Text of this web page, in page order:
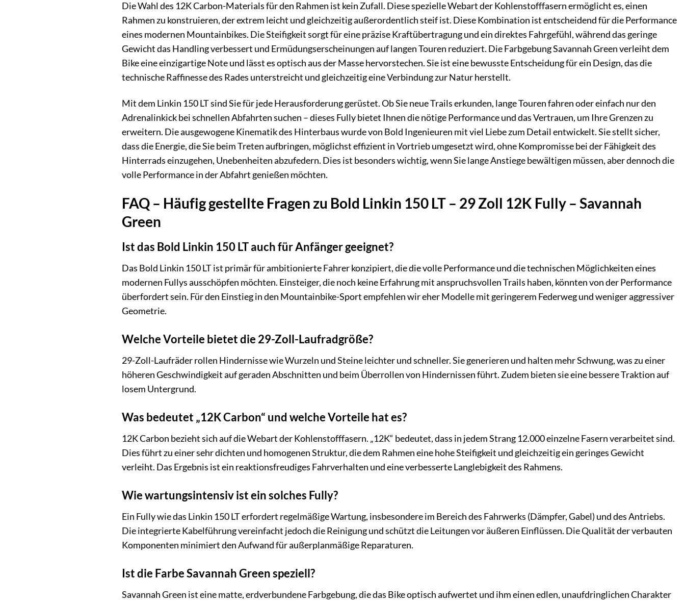
Die Wahl des 12K Carbon-Materials für den Rahmen ist kein Zufall. Diese spezielle Webart der Kohlenstofffasern ermöglicht es, einen
Rahmen zu konstruieren, der extrem leicht und gleichzeitig außerordentlich steif ist. Diese Kombination ist entscheidend für die Performance
eines modernen Mountainbikes. Die Steifigkeit sorgt für eine präzise Kraftübertragung und ein direktes Fahrgefühl, während das geringe
Gewicht das Handling verbessert und Ermüdungserscheinungen auf langen Touren reduziert. Die Farbgebung Savannah Green verleiht dem
Bike eine einzigartige Note und lässt es optisch aus der Masse hervorstechen. Sie ist eine bewusste Entscheidung für ein Design, das die
technische Raffinesse des Rades unterstreicht und gleichzeitig eine Verbindung zur Natur herstellt.
Mit dem Linkin 150 LT sind Sie für jede Herausforderung gerüstet. Ob Sie neue Trails erkunden, lange Touren fahren oder einfach nur den
Adrenalinkick bei schnellen Abfahrten suchen – dieses Fully bietet Ihnen die nötige Performance und das Vertrauen, um Ihre Grenzen zu
erweitern. Die ausgewogene Kinematik des Hinterbaus wurde von Bold Ingenieuren mit viel Liebe zum Detail entwickelt. Sie stellt sicher,
dass die Energie, die Sie beim Treten aufbringen, möglichst effizient in Vortrieb umgesetzt wird, ohne Kompromisse bei der Fähigkeit des
Hinterrads einzugehen, Unebenheiten abzufedern. Dies ist besonders wichtig, wenn Sie lange Anstiege bewältigen müssen, aber dennoch die
volle Performance in der Abfahrt genießen möchten.
FAQ – Häufig gestellte Fragen zu Bold Linkin 150 LT – 29 Zoll 12K Fully – Savannah
Green
Ist das Bold Linkin 150 LT auch für Anfänger geeignet?
Das Bold Linkin 150 LT ist primär für ambitionierte Fahrer konzipiert, die die volle Performance und die technischen Möglichkeiten eines
modernen Fullys ausschöpfen möchten. Einsteiger, die noch keine Erfahrung mit anspruchsvollen Trails haben, könnten von der Performance
überfordert sein. Für den Einstieg in den Mountainbike-Sport empfehlen wir eher Modelle mit geringerem Federweg und weniger aggressiver
Geometrie.
Welche Vorteile bietet die 29-Zoll-Laufradgröße?
29-Zoll-Laufräder rollen Hindernisse wie Wurzeln und Steine leichter und schneller. Sie generieren und halten mehr Schwung, was zu einer
höheren Geschwindigkeit auf geraden Abschnitten und beim Überrollen von Hindernissen führt. Zudem bieten sie eine bessere Traktion auf
losem Untergrund.
Was bedeutet „12K Carbon“ und welche Vorteile hat es?
12K Carbon bezieht sich auf die Webart der Kohlenstofffasern. „12K“ bedeutet, dass in jedem Strang 12.000 einzelne Fasern verarbeitet sind.
Dies führt zu einer sehr dichten und homogenen Struktur, die dem Rahmen eine hohe Steifigkeit und gleichzeitig ein geringes Gewicht
verleiht. Das Ergebnis ist ein reaktionsfreudiges Fahrverhalten und eine verbesserte Langlebigkeit des Rahmens.
Wie wartungsintensiv ist ein solches Fully?
Ein Fully wie das Linkin 150 LT erfordert regelmäßige Wartung, insbesondere im Bereich des Fahrwerks (Dämpfer, Gabel) und des Antriebs.
Die integrierte Kabelführung vereinfacht jedoch die Reinigung und schützt die Leitungen vor äußeren Einflüssen. Die Qualität der verbauten
Komponenten minimiert den Aufwand für außerplanmäßige Reparaturen.
Ist die Farbe Savannah Green speziell?
Savannah Green ist eine matte, erdverbundene Farbgebung, die das Bike optisch aufwertet und ihm einen edlen, unaufdringlichen Charakter